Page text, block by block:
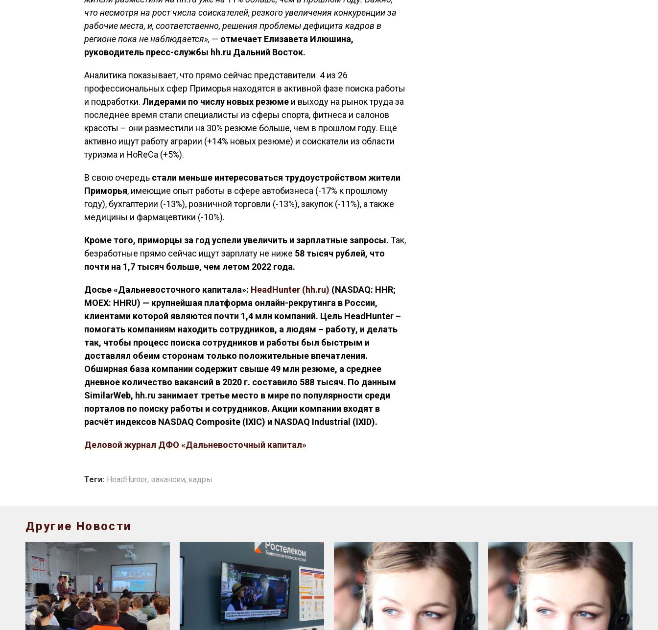
что несмотря на рост числа соискателей, резкого увеличения конкуренции за
рабочие места, и, соответственно, решения проблемы дефицита кадров в
регионе пока не наблюдается», — отмечает Елизавета Илюшина,
руководитель пресс-службы hh.ru Дальний Восток.
Аналитика показывает, что прямо сейчас представители 4 из 26
профессиональных сфер Приморья находятся в активной фазе поиска работы
и подработки. Лидерами по числу новых резюме и выходу на рынок труда за
последнее время стали специалисты из сферы спорта, фитнеса и салонов
красоты – они разместили на 30% резюме больше, чем в прошлом году. Ещё
активно ищут работу аграрии (+14% новых резюме) и соискатели из области
туризма и HoReCa (+5%).
В свою очередь стали меньше интересоваться трудоустройством жители
Приморья, имеющие опыт работы в сфере автобизнеса (-17% к прошлому
году), бухгалтерии (-13%), розничной торговли (-13%), закупок (-11%), а также
медицины и фармацевтики (-10%).
Кроме того, приморцы за год успели увеличить и зарплатные запросы. Так,
безработные прямо сейчас ищут зарплату не ниже 58 тысяч рублей, что
почти на 1,7 тысяч больше, чем летом 2022 года.
Досье «Дальневосточного капитала»: HeadHunter (hh.ru) (NASDAQ: HHR;
MOEX: HHRU) — крупнейшая платформа онлайн-рекрутинга в России,
клиентами которой являются почти 1,4 млн компаний. Цель HeadHunter –
помогать компаниям находить сотрудников, а людям – работу, и делать
так, чтобы процесс поиска сотрудников и работы был быстрым и
доставлял обеим сторонам только положительные впечатления.
Обширная база компании содержит свыше 49 млн резюме, а среднее
дневное количество вакансий в 2020 г. составило 588 тысяч. По данным
SimilarWeb, hh.ru занимает третье место в мире по популярности среди
порталов по поиску работы и сотрудников. Акции компании входят в
расчёт индексов NASDAQ Composite (IXIC) и NASDAQ Industrial (IXID).
Деловой журнал ДФО «Дальневосточный капитал»
Теги: HeadHunter, вакансии, кадры
Другие Новости